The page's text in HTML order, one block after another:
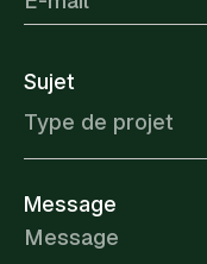
Règlementation
Honoraires à la
Taxe foncière
Sujet
Type de projet
Message